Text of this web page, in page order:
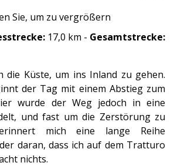
Sie, um zu vergrößern
17,0 km - Gesamtstrecke:
die Küste, um ins Inland zu gehen.
der Tag mit einem Abstieg zum
wurde der Weg jedoch in eine
und fast um die Zerstörung zu
mich eine lange Reihe
daran, dass ich auf dem Tratturo
nichts.